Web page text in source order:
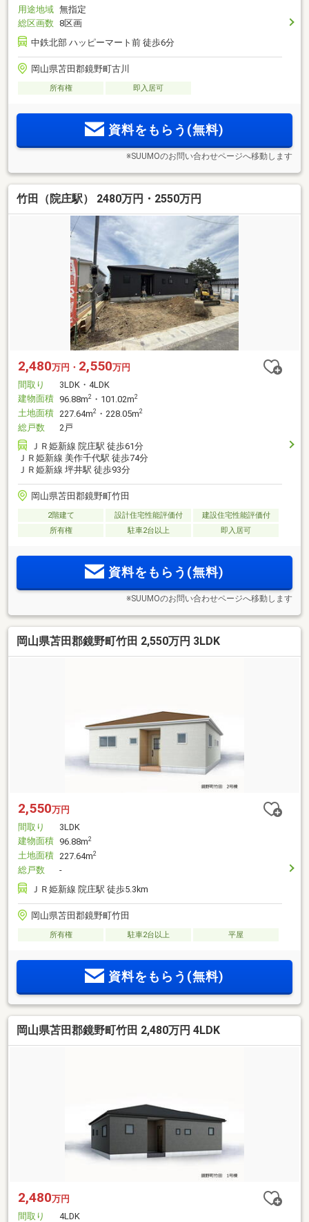
用途地域 無指定
総区画数 8区画
中鉄北部 ハッピーマート前 徒歩6分
岡山県苫田郡鏡野町古川
所有権 即入居可
資料をもらう(無料)
※SUUMOのお問い合わせページへ移動します
竹田（院庄駅） 2480万円・2550万円
2,480万円・ 2,550万円
間取り
3LDK・4LDK
建物面積 96.88m2 ・101.02m2
土地面積 227.64m2 ・228.05m2
総戸数
2戸
ＪＲ姫新線 院庄駅 徒歩61分
ＪＲ姫新線 美作千代駅 徒歩74分
ＪＲ姫新線 坪井駅 徒歩93分
岡山県苫田郡鏡野町竹田
2階建て 設計住宅性能評価付
建設住宅性能評価付
所有権
駐車2台以上 即入居可
資料をもらう(無料)
※SUUMOのお問い合わせページへ移動します
岡山県苫田郡鏡野町竹田 2,550万円 3LDK
2,550万円
間取り
3LDK
建物面積 96.88m2
土地面積 227.64m2
総戸数
-
ＪＲ姫新線 院庄駅 徒歩5.3km
岡山県苫田郡鏡野町竹田
所有権 駐車2台以上 平屋
資料をもらう(無料)
岡山県苫田郡鏡野町竹田 2,480万円 4LDK
2,480万円
間取り
4LDK